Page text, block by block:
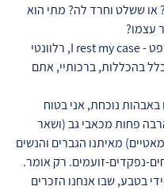
ששלט וחרד לה? מתי הוא
עצמו?
(נראה לי שהמשפט - I rest my case, רלוונטי
בהכללות, ברכותיי, אתם
באבהות נוכחת, אני בטוח
פחות מכאבי גב (ושאר
מאיתנו הגברים והנשים
נפקדים-זועמים. רק אומר.
בטבע, שבו אנחנו הזכרים